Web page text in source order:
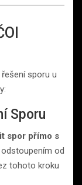
sporu u
Sporu
spor přímo s
od
tohoto kroku